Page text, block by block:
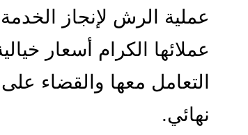
عملية الرش لإنجاز
عملائها الكرام أسعار
التعامل معها والقضاء
نهائي.